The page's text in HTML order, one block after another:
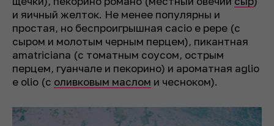
и яичный желток. Не менее популярны и
простая, но беспроигрышная cacio e pepe (с
сыром и молотым черным перцем), пикантная
amatriciana (с томатным соусом, острым
перцем, гуанчале и пекорино) и ароматная aglio
e olio (с оливковым маслом и чесноком).